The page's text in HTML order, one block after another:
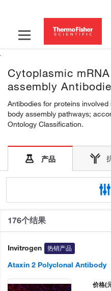
Cytoplasmic
assembly
Antibodies for proteins
body assembly pathways;
Ontology Classification.
产品
176个结果
Invitrogen 热销产品
Ataxin 2 Polyclonal Antibody
价格(